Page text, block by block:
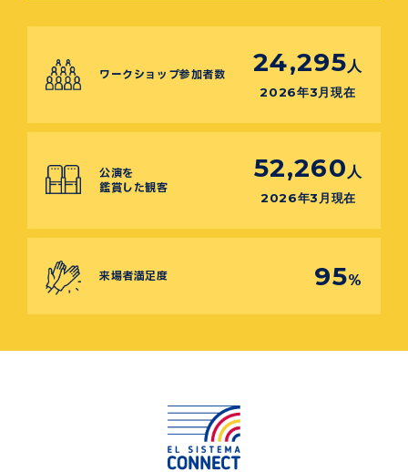
ワークショップ参加者数 24,295 人
2026年3月現在
公演を
鑑賞した観客
52,260 人
2026年3月現在
来場者満足度 95%